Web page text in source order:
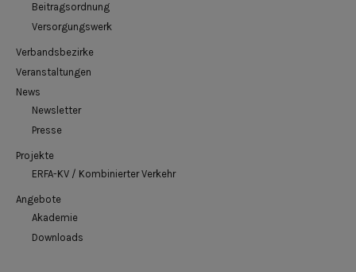
Beitragsordnung
Versorgungswerk
Verbandsbezirke
Veranstaltungen
News
Newsletter
Presse
Projekte
ERFA-KV / Kombinierter Verkehr
Angebote
Akademie
Downloads